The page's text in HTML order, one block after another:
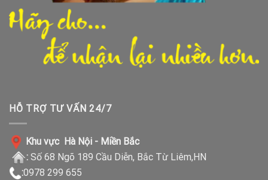
HỖ TRỢ TƯ VẤN 24/7
Khu vực Hà Nội - Miền Bắc
: Số 68 Ngõ 189 Cầu Diễn, Bắc Từ Liêm,HN
:0978 299 655